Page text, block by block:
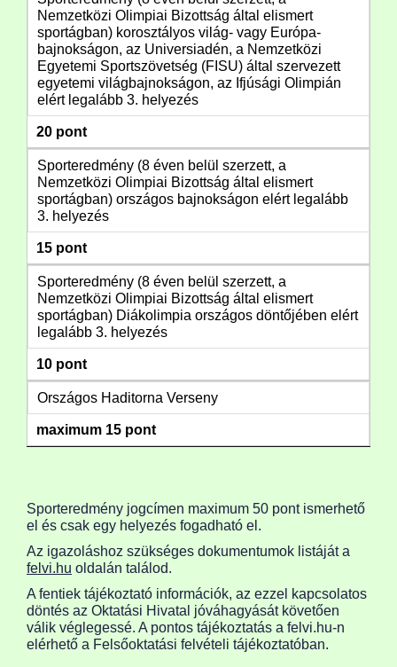
Nemzetközi Olimpiai Bizottság által elismert
sportágban) korosztályos világ- vagy Európa-
bajnokságon, az Universiadén, a Nemzetközi
Egyetemi Sportszövetség (FISU) által szervezett
egyetemi világbajnokságon, az Ifjúsági Olimpián
elért legalább 3. helyezés
20 pont
Sporteredmény (8 éven belül szerzett, a
Nemzetközi Olimpiai Bizottság által elismert
sportágban) országos bajnokságon elért legalább
3. helyezés
15 pont
Sporteredmény (8 éven belül szerzett, a
Nemzetközi Olimpiai Bizottság által elismert
sportágban) Diákolimpia országos döntőjében elért
legalább 3. helyezés
10 pont
Országos Haditorna Verseny
maximum 15 pont
Sporteredmény jogcímen maximum 50 pont ismerhető
el és csak egy helyezés fogadható el.
Az igazoláshoz szükséges dokumentumok listáját a
felvi.hu oldalán találod.
A fentiek tájékoztató információk, az ezzel kapcsolatos
döntés az Oktatási Hivatal jóváhagyását követően
válik véglegessé. A pontos tájékoztatás a felvi.hu-n
elérhető a Felsőoktatási felvételi tájékoztatóban.